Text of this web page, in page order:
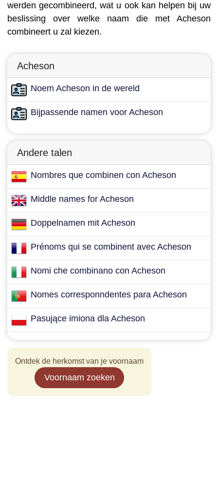
werden gecombineerd, wat u ook kan helpen bij uw
beslissing over welke naam die met Acheson
combineert u zal kiezen.
Acheson
Noem Acheson in de wereld
Bijpassende namen voor Acheson
Andere talen
Nombres que combinen con Acheson
Middle names for Acheson
Doppelnamen mit Acheson
Prénoms qui se combinent avec Acheson
Nomi che combinano con Acheson
Nomes corresponndentes para Acheson
Pasujące imiona dla Acheson
Ontdek de herkomst van je voornaam
Voornaam zoeken